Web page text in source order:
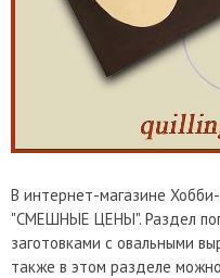
В интернет-магазине
"СМЕШНЫЕ ЦЕНЫ". Раздел
заготовками с овальными
также в этом разделе